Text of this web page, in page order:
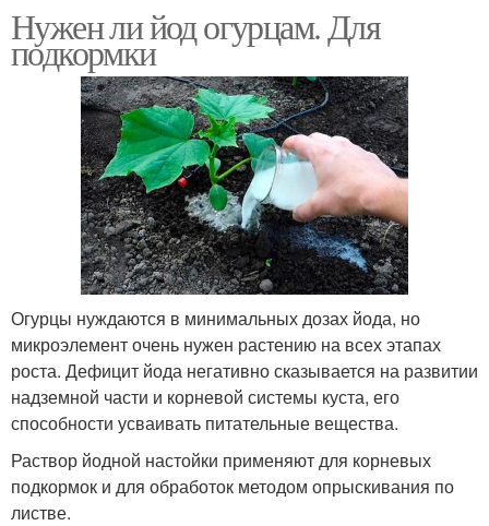
Нужен ли йод огурцам. Для
подкормки
Огурцы нуждаются в минимальных дозах йода, но
микроэлемент очень нужен растению на всех этапах
роста. Дефицит йода негативно сказывается на развитии
надземной части и корневой системы куста, его
способности усваивать питательные вещества.
Раствор йодной настойки применяют для корневых
подкормок и для обработок методом опрыскивания по
листве.